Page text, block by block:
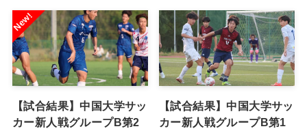
【試合結果】中国大学サッ
カー新人戦グループB第2
【試合結果】中国大学サッ
カー新人戦グループB第1